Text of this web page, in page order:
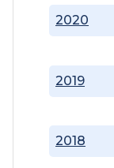
2018
2019
2020